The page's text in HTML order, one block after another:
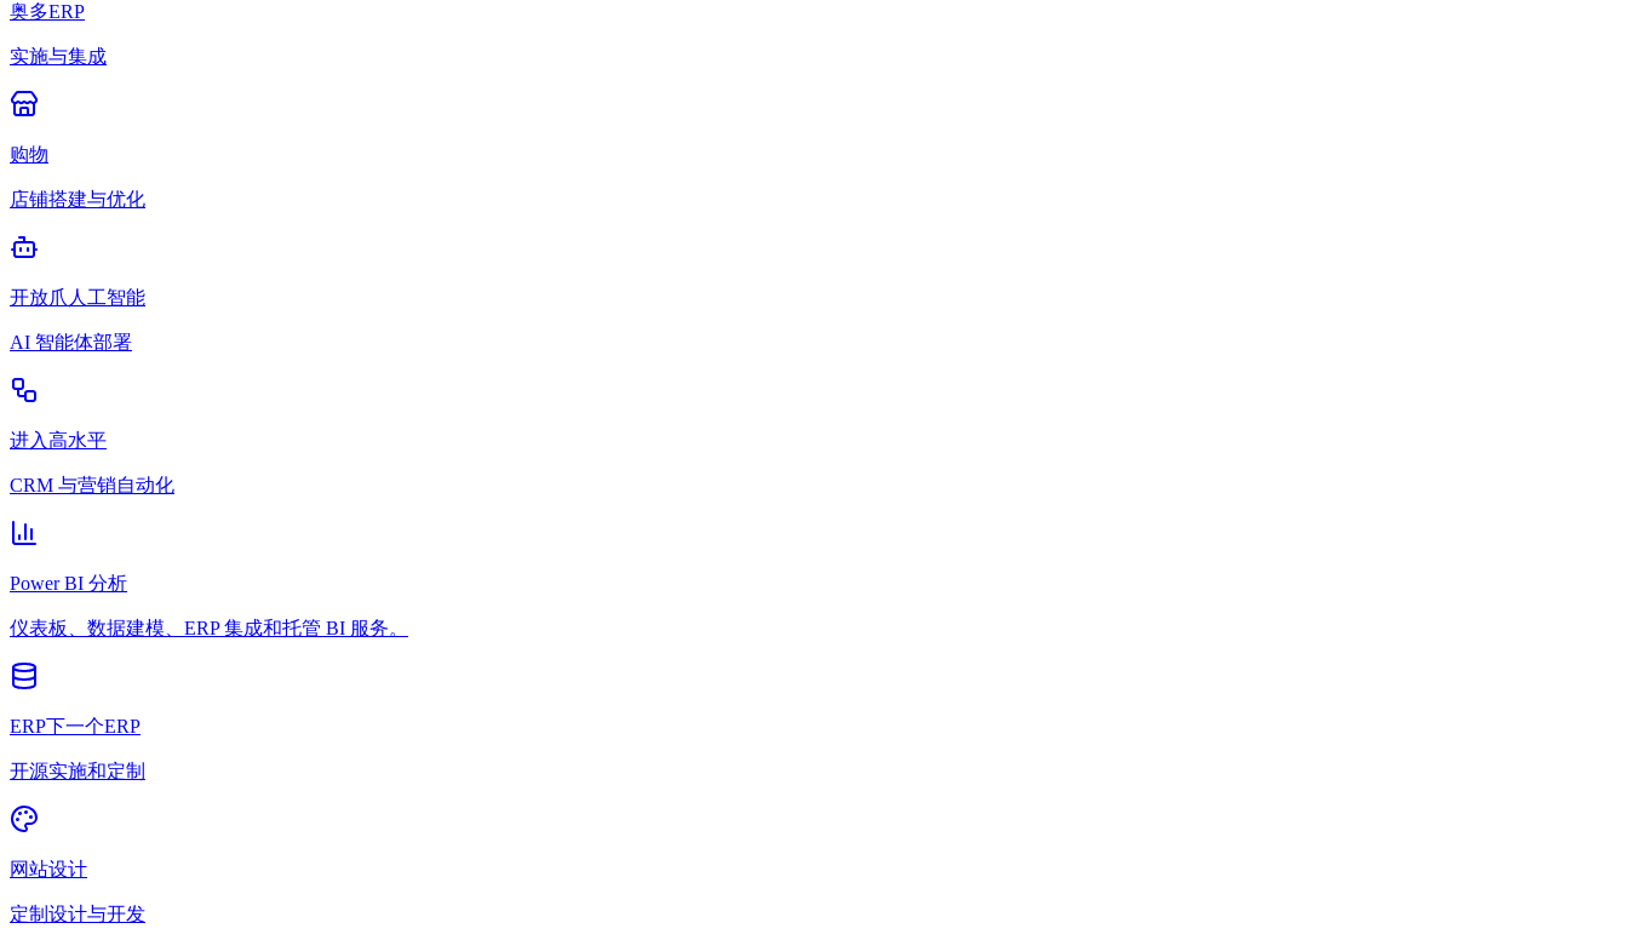
奥多ERP
实施与集成
购物
店铺搭建与优化
开放爪人工智能
AI 智能体部署
进入高水平
CRM 与营销自动化
Power BI 分析
仪表板、数据建模、ERP 集成和托管 BI 服务。
ERP下一个ERP
开源实施和定制
网站设计
定制设计与开发